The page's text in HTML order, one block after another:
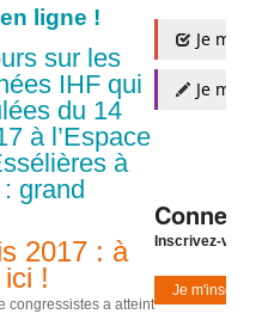
ligne !
sur les
IHF qui
du 14
à l’Espace
à
grand
2017 : à
!
congressistes a atteint
Je
Je
Inscrivez-vous
Je m'inscris